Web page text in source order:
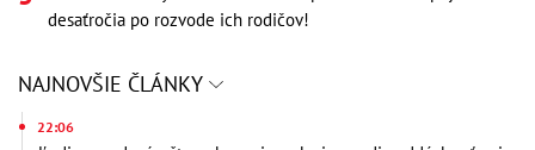
desaťročia po rozvode ich rodičov!
NAJNOVŠIE ČLÁNKY
22:06